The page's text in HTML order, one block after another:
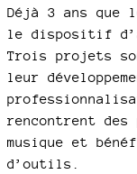
Déjà 3 ans que
le dispositif
Trois projets
leur
rencontrent
musique et
d’outils.